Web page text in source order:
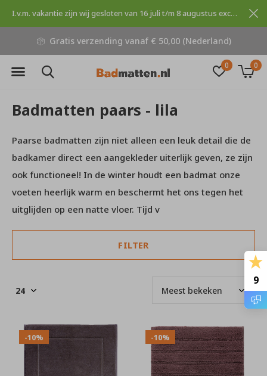
0 0
Gratis verzending vanaf € 50,00 (Nederland)
I.v.m. vakantie zijn wij gesloten van 16 juli t/m 8 augustus excuses voor dit ongemak.
Badmatten paars - lila
Paarse badmatten zijn niet alleen een leuk detail die de
badkamer direct een aangekleder uiterlijk geven, ze zijn
ook functioneel! In de winter houdt een badmat onze
voeten heerlijk warm en beschermt het ons tegen het
uitglijden op een natte vloer. Tijd v
FILTER
-10% -10%
9